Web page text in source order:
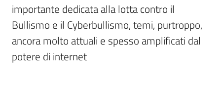
Amministrazione
Trasparente
importante dedicata alla lotta contro il
Bullismo e il Cyberbullismo, temi, purtroppo,
ancora molto attuali e spesso amplificati dal
potere di internet